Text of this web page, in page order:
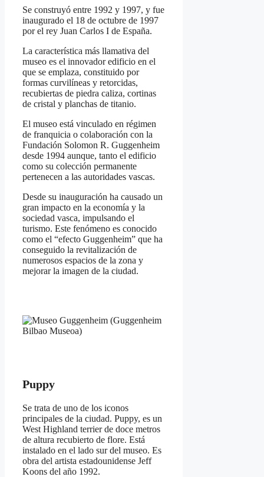
Se construyó entre 1992 y 1997, y fue
inaugurado el 18 de octubre de 1997
por el rey Juan Carlos I de España.
La característica más llamativa del
museo es el innovador edificio en el
que se emplaza, constituido por
formas curvilíneas y retorcidas,
recubiertas de piedra caliza, cortinas
de cristal y planchas de titanio.
El museo está vinculado en régimen
de franquicia o colaboración con la
Fundación Solomon R. Guggenheim
desde 1994 aunque, tanto el edificio
como su colección permanente
pertenecen a las autoridades vascas.
Desde su inauguración ha causado un
gran impacto en la economía y la
sociedad vasca, impulsando el
turismo. Este fenómeno es conocido
como el “efecto Guggenheim” que ha
conseguido la revitalización de
numerosos espacios de la zona y
mejorar la imagen de la ciudad.
Puppy
Se trata de uno de los iconos
principales de la ciudad. Puppy, es un
West Highland terrier de doce metros
de altura recubierto de flore. Está
instalado en el lado sur del museo. Es
obra del artista estadounidense Jeff
Koons del año 1992.